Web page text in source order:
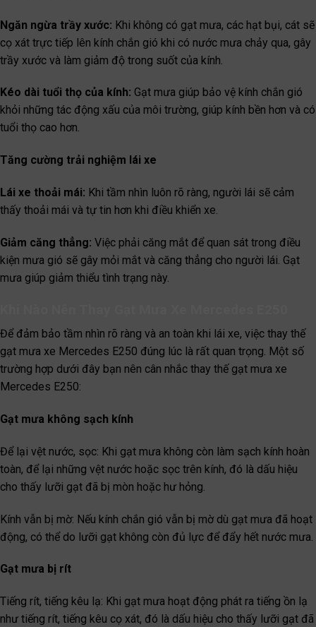
Ngăn ngừa trầy xước: Khi không có gạt mưa, các hạt bụi, cát sẽ
cọ xát trực tiếp lên kính chắn gió khi có nước mưa chảy qua, gây
trầy xước và làm giảm độ trong suốt của kính.
Kéo dài tuổi thọ của kính: Gạt mưa giúp bảo vệ kính chắn gió
khỏi những tác động xấu của môi trường, giúp kính bền hơn và có
tuổi thọ cao hơn.
Tăng cường trải nghiệm lái xe
Lái xe thoải mái: Khi tầm nhìn luôn rõ ràng, người lái sẽ cảm
thấy thoải mái và tự tin hơn khi điều khiển xe.
Giảm căng thẳng: Việc phải căng mắt để quan sát trong điều
kiện mưa gió sẽ gây mỏi mắt và căng thẳng cho người lái. Gạt
mưa giúp giảm thiểu tình trạng này.
Để đảm bảo tầm nhìn rõ ràng và an toàn khi lái xe, việc thay thế
gạt mưa xe Mercedes E250 đúng lúc là rất quan trọng. Một số
trường hợp dưới đây bạn nên cân nhắc thay thế gạt mưa xe
Mercedes E250:
Gạt mưa không sạch kính
Để lại vệt nước, sọc: Khi gạt mưa không còn làm sạch kính hoàn
toàn, để lại những vệt nước hoặc sọc trên kính, đó là dấu hiệu
cho thấy lưỡi gạt đã bị mòn hoặc hư hỏng.
Kính vẫn bị mờ: Nếu kính chắn gió vẫn bị mờ dù gạt mưa đã hoạt
động, có thể do lưỡi gạt không còn đủ lực để đẩy hết nước mưa.
Gạt mưa bị rít
Tiếng rít, tiếng kêu lạ: Khi gạt mưa hoạt động phát ra tiếng ồn lạ
như tiếng rít, tiếng kêu cọ xát, đó là dấu hiệu cho thấy lưỡi gạt đã